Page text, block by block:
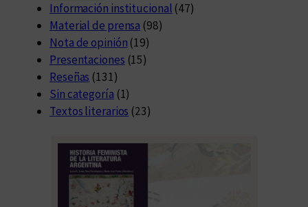
Información institucional (47)
Material de prensa (98)
Nota de opinión (19)
Presentaciones (15)
Reseñas (131)
Sin categoría (1)
Textos literarios (23)